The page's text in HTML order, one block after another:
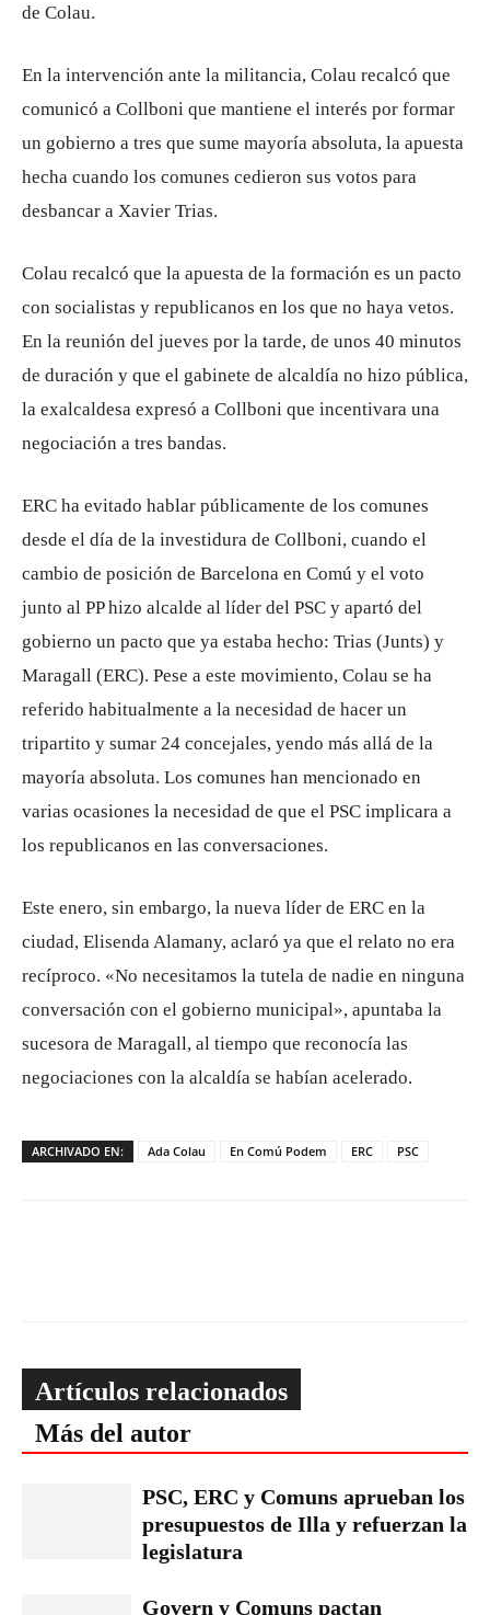
de Colau.
En la intervención ante la militancia, Colau recalcó que
comunicó a Collboni que mantiene el interés por formar
un gobierno a tres que sume mayoría absoluta, la apuesta
hecha cuando los comunes cedieron sus votos para
desbancar a Xavier Trias.
Colau recalcó que la apuesta de la formación es un pacto
con socialistas y republicanos en los que no haya vetos.
En la reunión del jueves por la tarde, de unos 40 minutos
de duración y que el gabinete de alcaldía no hizo pública,
la exalcaldesa expresó a Collboni que incentivara una
negociación a tres bandas.
ERC ha evitado hablar públicamente de los comunes
desde el día de la investidura de Collboni, cuando el
cambio de posición de Barcelona en Comú y el voto
junto al PP hizo alcalde al líder del PSC y apartó del
gobierno un pacto que ya estaba hecho: Trias (Junts) y
Maragall (ERC). Pese a este movimiento, Colau se ha
referido habitualmente a la necesidad de hacer un
tripartito y sumar 24 concejales, yendo más allá de la
mayoría absoluta. Los comunes han mencionado en
varias ocasiones la necesidad de que el PSC implicara a
los republicanos en las conversaciones.
Este enero, sin embargo, la nueva líder de ERC en la
ciudad, Elisenda Alamany, aclaró ya que el relato no era
recíproco. «No necesitamos la tutela de nadie en ninguna
conversación con el gobierno municipal», apuntaba la
sucesora de Maragall, al tiempo que reconocía las
negociaciones con la alcaldía se habían acelerado.
ARCHIVADO EN: Ada Colau En Comú Podem ERC PSC
Artículos relacionados
Más del autor
PSC, ERC y Comuns aprueban los
presupuestos de Illa y refuerzan la
legislatura
Govern y Comuns pactan